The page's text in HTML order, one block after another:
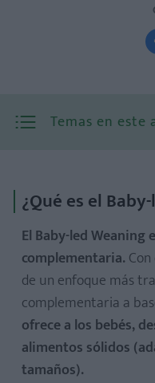
Temas en
¿Qué es el
El Baby-led
complementaria.
de un enfoque más
complementaria a
ofrece a los bebés,
alimentos sólidos
tamaños).